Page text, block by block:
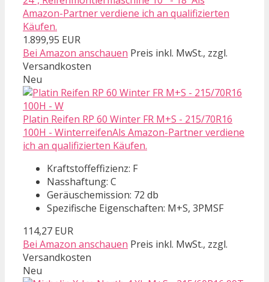
Amazon-Partner verdiene ich an qualifizierten
Käufen.
1.899,95 EUR
Bei Amazon anschauen Preis inkl. MwSt., zzgl.
Versandkosten
Neu
Platin Reifen RP 60 Winter FR M+S - 215/70R16
100H - WinterreifenAls Amazon-Partner verdiene
ich an qualifizierten Käufen.
Kraftstoffeffizienz: F
Nasshaftung: C
Geräuschemission: 72 db
Spezifische Eigenschaften: M+S, 3PMSF
114,27 EUR
Bei Amazon anschauen Preis inkl. MwSt., zzgl.
Versandkosten
Neu